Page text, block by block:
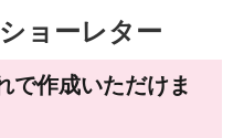
ョーレター
で作成いただけま